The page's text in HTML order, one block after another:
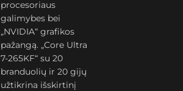
procesoriaus
galimybes bei
„NVIDIA“ grafikos
pažangą. „Core Ultra
7-265KF“ su 20
branduolių ir 20 gijų
užtikrina išskirtinį